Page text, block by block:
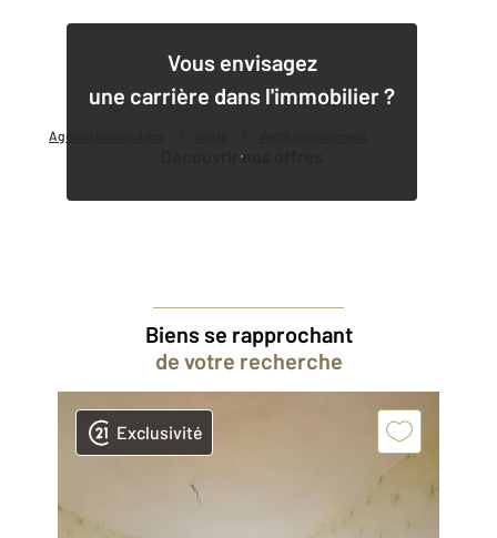
Agence immobilière
Vous envisagez
une carrière dans l'immobilier ?
Découvrir nos offres
1
Biens se rapprochant
de votre recherche
Exclusivité